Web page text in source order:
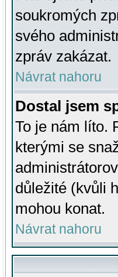
soukromých
svého
zpráv zakázat.
Návrat nahoru
Dostal jsem
To je nám líto.
kterými se
důležité (kvůli
mohou konat.
Návrat nahoru